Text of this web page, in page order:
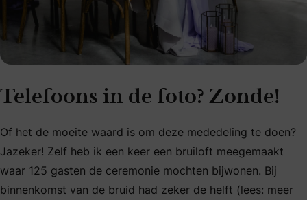
Telefoons in de foto? Zonde!
Of het de moeite waard is om deze mededeling te doen?
Jazeker! Zelf heb ik een keer een bruiloft meegemaakt
waar 125 gasten de ceremonie mochten bijwonen. Bij
binnenkomst van de bruid had zeker de helft (lees: meer